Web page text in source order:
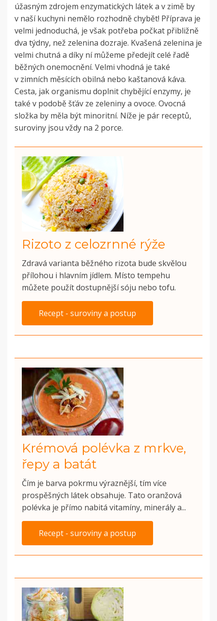
úžasným zdrojem enzymatických látek a v zimě by
v naší kuchyni nemělo rozhodně chybět! Příprava je
velmi jednoduchá, je však potřeba počkat přibližně
dva týdny, než zelenina dozraje. Kvašená zelenina je
velmi chutná a díky ní můžeme předejít celé řadě
běžných onemocnění. Velmi vhodná je také
v zimních měsících obilná nebo kaštanová káva.
Cesta, jak organismu doplnit chybějící enzymy, je
také v podobě šťáv ze zeleniny a ovoce. Ovocná
složka by měla být minoritní. Níže je pár receptů,
suroviny jsou vždy na 2 porce.
Rizoto z celozrnné rýže
Zdravá varianta běžného rizota bude skvělou
přílohou i hlavním jídlem. Místo tempehu
můžete použít dostupnější sóju nebo tofu.
Recept - suroviny a postup
Krémová polévka z mrkve,
řepy a batát
Čím je barva pokrmu výraznější, tím více
prospěšných látek obsahuje. Tato oranžová
polévka je přímo nabitá vitamíny, minerály a...
Recept - suroviny a postup